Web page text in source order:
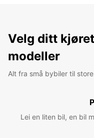
Velg ditt
modeller
Alt fra små bybiler til
Lei en liten bil, en bil